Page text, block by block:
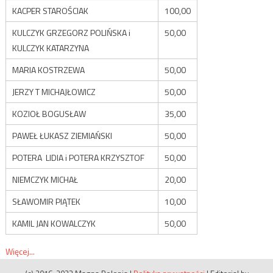
KACPER STAROŚCIAK
100,00
KULCZYK GRZEGORZ POLIŃSKA i
KULCZYK KATARZYNA
50,00
MARIA KOSTRZEWA
50,00
JERZY T MICHAJŁOWICZ
50,00
KOZIOŁ BOGUSŁAW
35,00
PAWEŁ ŁUKASZ ZIEMIAŃSKI
50,00
POTERA LIDIA i POTERA KRZYSZTOF
50,00
NIEMCZYK MICHAŁ
20,00
SŁAWOMIR PIĄTEK
10,00
KAMIL JAN KOWALCZYK
50,00
Więcej...